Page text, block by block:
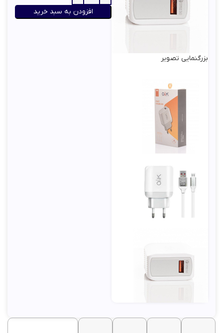
بزرگنمایی تصویر
افزودن به سبد خرید